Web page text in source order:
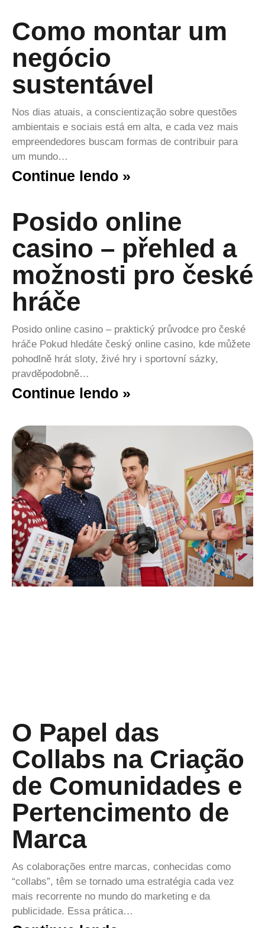
Como montar um
negócio
sustentável
Nos dias atuais, a conscientização sobre questões
ambientais e sociais está em alta, e cada vez mais
empreendedores buscam formas de contribuir para
um mundo…
Continue lendo »
Posido online
casino – přehled a
možnosti pro české
hráče
Posido online casino – praktický průvodce pro české
hráče Pokud hledáte český online casino, kde můžete
pohodlně hrát sloty, živé hry i sportovní sázky,
pravděpodobně…
Continue lendo »
O Papel das
Collabs na Criação
de Comunidades e
Pertencimento de
Marca
As colaborações entre marcas, conhecidas como
“collabs”, têm se tornado uma estratégia cada vez
mais recorrente no mundo do marketing e da
publicidade. Essa prática…